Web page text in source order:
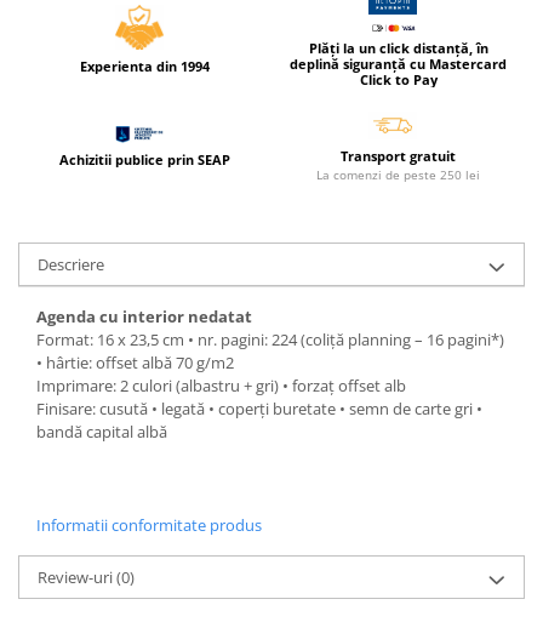
Ghiozdane si genti scolare
Genti laptop
Carti si jocuri pentru copii
Coperti scolare
Diverse articole pentru scoala
Pachete scolare
Produse curatenie
Instrumente de scris
Carioci
Creioane cerate
Creioane colorate
Experienta din 1994
Plăți la un click distanță, în
deplină siguranță cu Mastercard
Click to Pay
Achizitii publice prin SEAP Transport gratuit
La comenzi de peste 250 lei
Descriere
Agenda cu interior nedatat
Format: 16 x 23,5 cm • nr. pagini: 224 (coliţă planning – 16 pagini*)
• hârtie: offset albă 70 g/m2
Imprimare: 2 culori (albastru + gri) • forzaţ offset alb
Finisare: cusută • legată • coperţi buretate • semn de carte gri •
bandă capital albă
Informatii conformitate produs
Review-uri(0)